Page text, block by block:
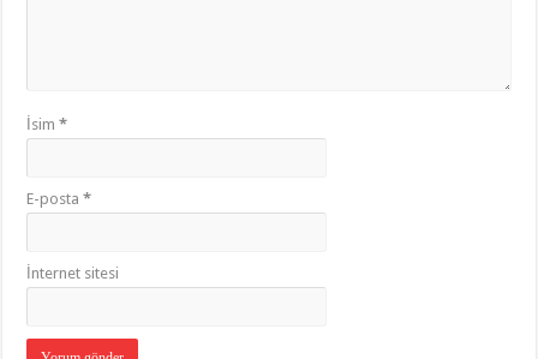
İsim*
E-posta*
İnternet sitesi